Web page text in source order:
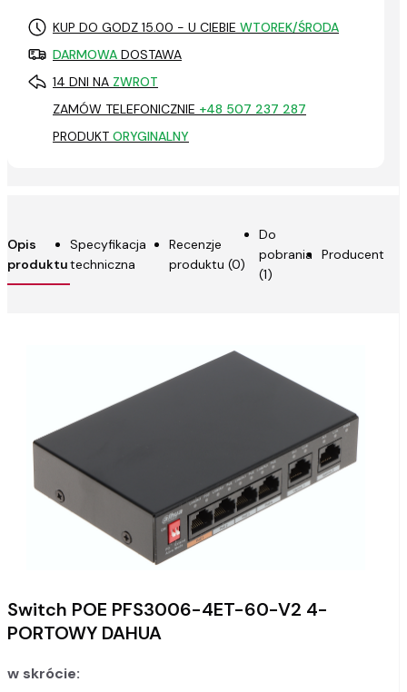
KUP DO GODZ 15.00 - U CIEBIE WTOREK/ŚRODA
DARMOWA DOSTAWA
14 DNI NA ZWROT
ZAMÓW TELEFONICZNIE +48 507 237 287
PRODUKT ORYGINALNY
Opis
produktu
Do
pobrania
(1)
Specyfikacja
techniczna
Producent
Recenzje
produktu (0)
Switch POE PFS3006-4ET-60-V2 4-
PORTOWY DAHUA
w skrócie: